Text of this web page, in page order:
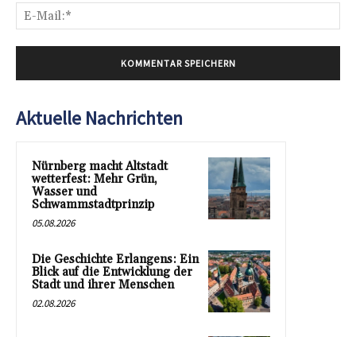
Aktuelle Nachrichten
Nürnberg macht Altstadt
wetterfest: Mehr Grün,
Wasser und
Schwammstadtprinzip
05.08.2026
Die Geschichte Erlangens: Ein
Blick auf die Entwicklung der
Stadt und ihrer Menschen
02.08.2026